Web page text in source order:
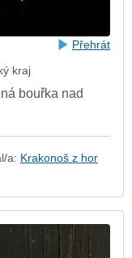
Přehrát
kraj
bouřka nad
a: Krakonoš z hor